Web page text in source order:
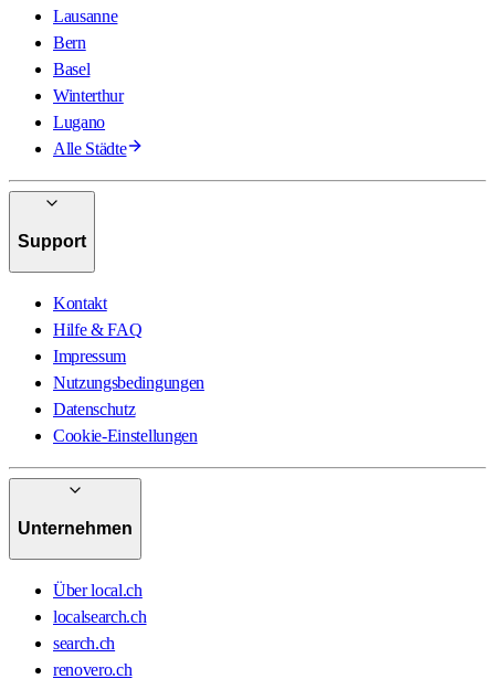
Lausanne
Bern
Basel
Winterthur
Lugano
Alle Städte
Support
Kontakt
Hilfe & FAQ
Impressum
Nutzungsbedingungen
Datenschutz
Cookie-Einstellungen
Unternehmen
Über local.ch
localsearch.ch
search.ch
renovero.ch